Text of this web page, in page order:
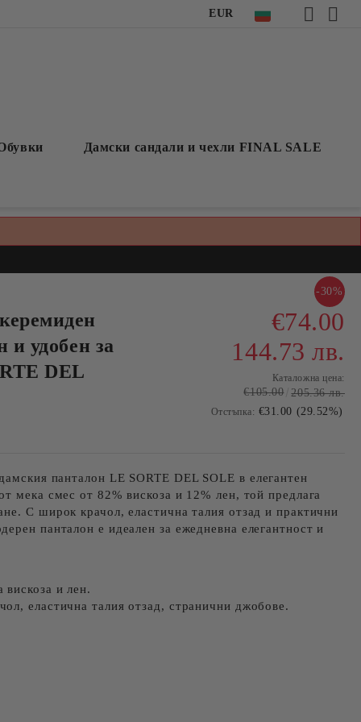
EUR
Дамски сандали и чехли FINAL SALE
и удобен за
DEL
-30%
€74.00
144.73 лв.
Каталожна цена:
€105.00 205.36 лв.
Отстъпка: €31.00 (29.52%)
панталон LE SORTE DEL SOLE в елегантен
мека смес от 82% вискоза и 12% лен, той предлага
С широк крачол,еластична талия отзад и практични
панталон е идеален за ежедневна елегантност и
вискоза и лен.
еластична талия отзад, странични джобове.